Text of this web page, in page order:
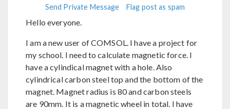
Send Private Message Flag post as spam
Hello everyone.
I am a new user of COMSOL. I have a project for
my school. I need to calculate magnetic force. I
have a cylindical magnet with a hole. Also
cylindrical carbon steel top and the bottom of the
magnet. Magnet radius is 80 and carbon steels
are 90mm. It is a magnetic wheel in total. I have